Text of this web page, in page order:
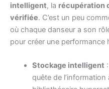
intelligent, la récupération
vérifiée. C’est un peu
où chaque danseur a son
pour créer une performance
Stockage intelligent
quête de